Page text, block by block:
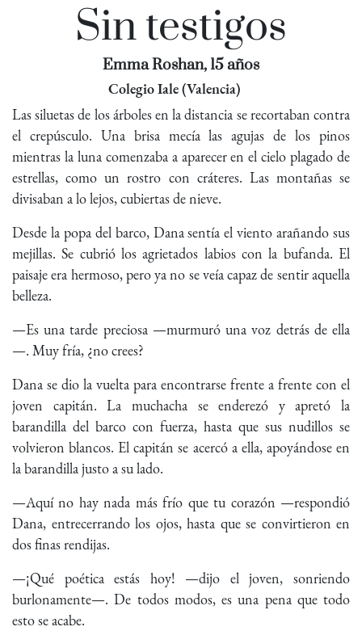
Sin testigos
Emma Roshan, 15 años
Colegio Iale (Valencia)
Las siluetas de los árboles en la distancia se recortaban contra
el crepúsculo. Una brisa mecía las agujas de los pinos
mientras la luna comenzaba a aparecer en el cielo plagado de
estrellas, como un rostro con cráteres. Las montañas se
divisaban a lo lejos, cubiertas de nieve.
Desde la popa del barco, Dana sentía el viento arañando sus
mejillas. Se cubrió los agrietados labios con la bufanda. El
paisaje era hermoso, pero ya no se veía capaz de sentir aquella
belleza.
—Es una tarde preciosa —murmuró una voz detrás de ella
—. Muy fría, ¿no crees?
Dana se dio la vuelta para encontrarse frente a frente con el
joven capitán. La muchacha se enderezó y apretó la
barandilla del barco con fuerza, hasta que sus nudillos se
volvieron blancos. El capitán se acercó a ella, apoyándose en
la barandilla justo a su lado.
—Aquí no hay nada más frío que tu corazón —respondió
Dana, entrecerrando los ojos, hasta que se convirtieron en
dos finas rendijas.
—¡Qué poética estás hoy! —dijo el joven, sonriendo
burlonamente—. De todos modos, es una pena que todo
esto se acabe.